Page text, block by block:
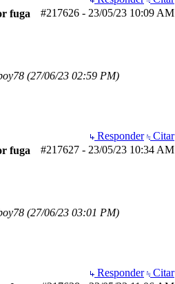
#217626 - 23/05/23 10:09 AM
fuga
(27/06/23 02:59 PM)
Responder
Citar
#217627 - 23/05/23 10:34 AM
fuga
(27/06/23 03:01 PM)
Responder
Citar